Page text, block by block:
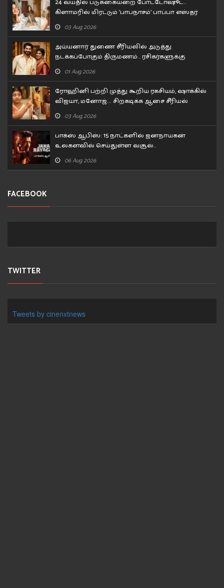
24 வயதில் படுக்கையறை போட்டோஷூட்..
கிளாமரில் மிரட்டும் 'பாபநாசம்' பாப்பா எஸ்தர்
அனில்!
03 Aug 2026
அய்யனார் துணை சீரியலில் அடுத்து
நடக்கப்போகும் திருமணம்.. ரசிகர்களுக்கு
சர்ப்ரைஸ்
01 Aug 2026
ரோஹினி பற்றி முத்து கூறிய ரகசியம், ஷாக்கில்
விஜயா, மனோஜ்... சிறகடிக்க ஆசை சீரியல்
எபிசோட்
03 Aug 2026
பாக்ஸ் ஆபிஸ்: 15 நாட்களில் ஜனநாயகன்
உலகளவில் செய்துள்ள வசூல்..
06 Aug 2026
FACEBOOK
TWITTER
Tweets by cinenxtnews